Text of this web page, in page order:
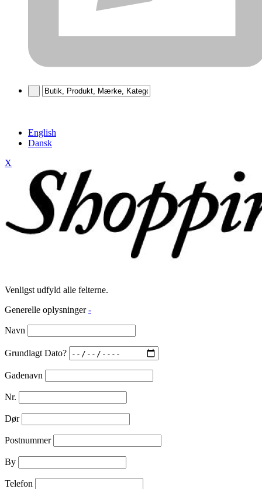
English
Dansk
X
Venligst udfyld alle felterne.
Generelle oplysninger -
Navn
Grundlagt Dato?
Gadenavn
Nr.
Dør
Postnummer
By
Telefon